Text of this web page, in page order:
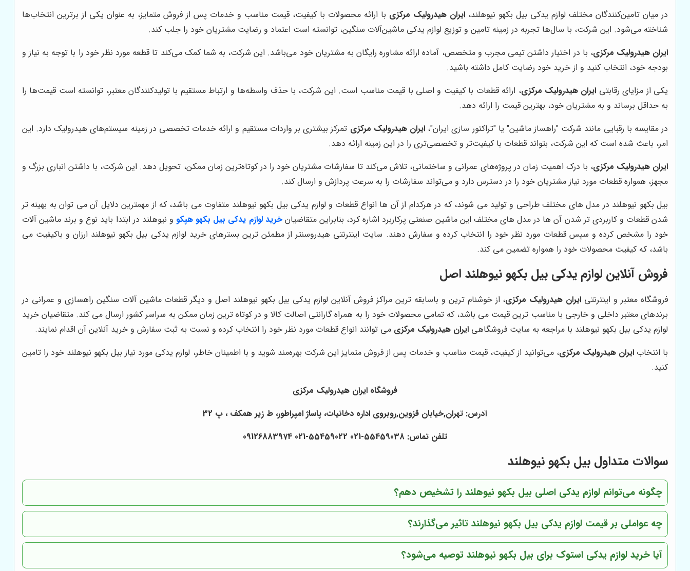
در میان تامین‌کنندگان مختلف لوازم یدکی بیل بکهو نیوهلند، ایران هیدرولیک مرکزی با ارائه محصولات با کیفیت، قیمت مناسب و خدمات پس از فروش متمایز، به عنوان یکی از برترین انتخاب‌ها
شناخته می‌شود. این شرکت، با سال‌ها تجربه در زمینه تامین و توزیع لوازم یدکی ماشین‌آلات سنگین، توانسته است اعتماد و رضایت مشتریان خود را جلب کند.
ایران هیدرولیک مرکزی، با در اختیار داشتن تیمی مجرب و متخصص، آماده ارائه مشاوره رایگان به مشتریان خود می‌باشد. این شرکت، به شما کمک می‌کند تا قطعه مورد نظر خود را با توجه به نیاز و
بودجه خود، انتخاب کنید و از خرید خود رضایت کامل داشته باشید.
یکی از مزایای رقابتی ایران هیدرولیک مرکزی، ارائه قطعات با کیفیت و اصلی با قیمت مناسب است. این شرکت، با حذف واسطه‌ها و ارتباط مستقیم با تولیدکنندگان معتبر، توانسته است قیمت‌ها را
به حداقل برساند و به مشتریان خود، بهترین قیمت را ارائه دهد.
در مقایسه با رقبایی مانند شرکت "راهساز ماشین" یا "تراکتور سازی ایران"،ایران هیدرولیک مرکزی تمرکز بیشتری بر واردات مستقیم و ارائه خدمات تخصصی در زمینه سیستم‌های هیدرولیک دارد. این
امر، باعث شده است که این شرکت، بتواند قطعات با کیفیت‌تر و تخصصی‌تری را در این زمینه ارائه دهد.
ایران هیدرولیک مرکزی، با درک اهمیت زمان در پروژه‌های عمرانی و ساختمانی، تلاش می‌کند تا سفارشات مشتریان خود را در کوتاه‌ترین زمان ممکن، تحویل دهد. این شرکت، با داشتن انباری بزرگ و
مجهز، همواره قطعات مورد نیاز مشتریان خود را در دسترس دارد و می‌تواند سفارشات را به سرعت پردازش و ارسال کند.
بیل بکهو نیوهلند در مدل های مختلف طراحی و تولید می شوند، که در هرکدام از آن ها انواع قطعات و لوازم یدکی بیل بکهو نیوهلند متفاوت می باشد، که از مهمترین دلایل آن می توان به بهینه تر
شدن قطعات و کاربردی تر شدن آن ها در مدل های مختلف این ماشین صنعتی پرکاربرد اشاره کرد، بنابراین متقاضیانخرید لوازم یدکی بیل بکهو هپکوو نیوهلند در ابتدا باید نوع و برند ماشین آلات
خود را مشخص کرده و سپس قطعات مورد نظر خود را انتخاب کرده و سفارش دهند. سایت اینترنتی هیدروسنتر از مطمئن ترین بسترهای خرید لوازم یدکی بیل بکهو نیوهلند ارزان و باکیفیت می
باشد، که کیفیت محصولات خود را همواره تضمین می کند.
فروش آنلاین لوازم یدکی بیل بکهو نیوهلند اصل
فروشگاه معتبر و اینترنتی ایران هیدرولیک مرکزی، از خوشنام ترین و باسابقه ترین مراکز فروش آنلاین لوازم یدکی بیل بکهو نیوهلند اصل و دیگر قطعات ماشین آلات سنگین راهسازی و عمرانی در
برندهای معتبر داخلی و خارجی با مناسب ترین قیمت می باشد، که تمامی محصولات خود را به همراه گارانتی اصالت کالا و در کوتاه ترین زمان ممکن به سراسر کشور ارسال می کند. متقاضیان خرید
لوازم یدکی بیل بکهو نیوهلند با مراجعه به سایت فروشگاهی ایران هیدرولیک مرکزی می توانند انواع قطعات مورد نظر خود را انتخاب کرده و نسبت به ثبت سفارش و خرید آنلاین آن اقدام نمایند.
با انتخابایران هیدرولیک مرکزی، می‌توانید از کیفیت، قیمت مناسب و خدمات پس از فروش متمایز این شرکت بهره‌مند شوید و با اطمینان خاطر، لوازم یدکی مورد نیاز بیل بکهو نیوهلند خود را تامین
کنید.
فروشگاه ایران هیدرولیک مرکزی
آدرس: تهران,خیابان قزوین,روبروی اداره دخانیات، پاساژ امپراطور، ط زیر همکف ، پ 32
تلفن تماس: 55459038-021 55459022-021 09126883974
سوالات متداول بیل بکهو نیوهلند
چگونه می‌توانم لوازم یدکی اصلی بیل بکهو نیوهلند را تشخیص دهم؟
چه عواملی بر قیمت لوازم یدکی بیل بکهو نیوهلند تاثیر می‌گذارند؟
آیا خرید لوازم یدکی استوک برای بیل بکهو نیوهلند توصیه می‌شود؟